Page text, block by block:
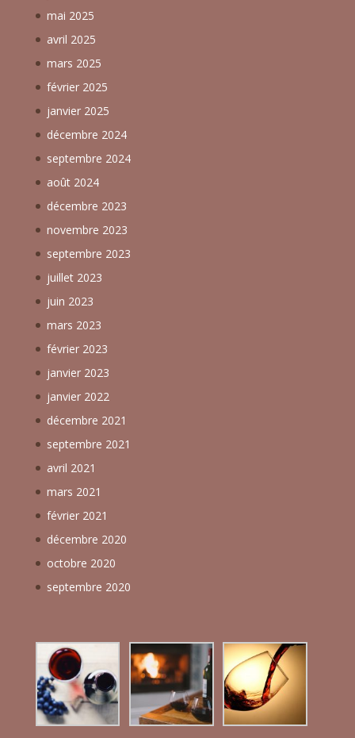
mai 2025
avril 2025
mars 2025
février 2025
janvier 2025
décembre 2024
septembre 2024
août 2024
décembre 2023
novembre 2023
septembre 2023
juillet 2023
juin 2023
mars 2023
février 2023
janvier 2023
janvier 2022
décembre 2021
septembre 2021
avril 2021
mars 2021
février 2021
décembre 2020
octobre 2020
septembre 2020